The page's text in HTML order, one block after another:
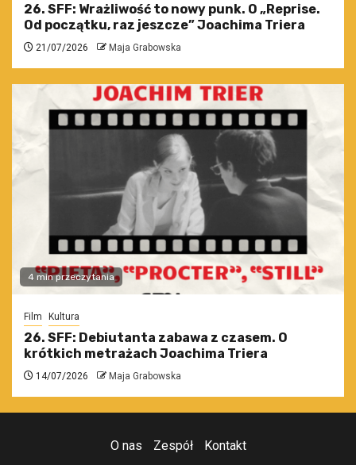
26. SFF: Wrażliwość to nowy punk. O „Reprise.
Od początku, raz jeszcze” Joachima Triera
21/07/2026 Maja Grabowska
4 min przeczytania
Film Kultura
26. SFF: Debiutanta zabawa z czasem. O
krótkich metrażach Joachima Triera
14/07/2026 Maja Grabowska
O nas Zespół Kontakt